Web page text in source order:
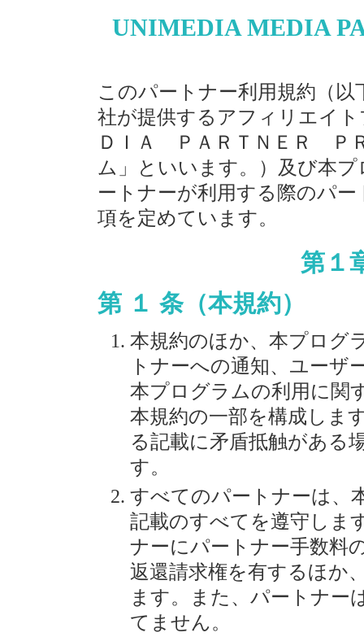
UNIMEDIA MEDIA
このパートナー利用規約（
社が提供するアフィリエイ
ＤＩＡ ＰＡＲＴＮＥＲ Ｐ
ム」といいます。）及び本
ートナーが利用する際のパ
項を定めています。
第
第 １ 条（本規約）
本規約のほか、本プログ
トナーへの通知、ユーザ
本プログラムの利用に関
本規約の一部を構成しま
る記載に矛盾抵触がある
す。
すべてのパートナーは、
記載のすべてを遵守しま
ナーにパートナー手数料
返還請求権を有するほか
ます。また、パートナー
てません。